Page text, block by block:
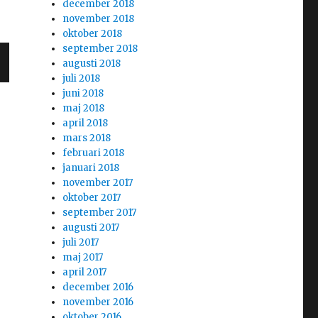
december 2018
november 2018
oktober 2018
september 2018
augusti 2018
juli 2018
juni 2018
maj 2018
april 2018
mars 2018
februari 2018
januari 2018
november 2017
oktober 2017
september 2017
augusti 2017
juli 2017
maj 2017
april 2017
december 2016
november 2016